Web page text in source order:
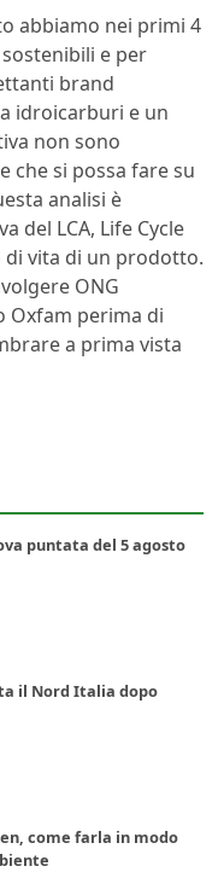
abbiamo nei primi 4
e per
brand
idroicarburi e un
non sono
che si possa fare su
analisi è
del LCA, Life Cycle
di vita di un prodotto.
ONG
Oxfam perima di
a prima vista
puntata del 5 agosto
il Nord Italia dopo
come farla in modo